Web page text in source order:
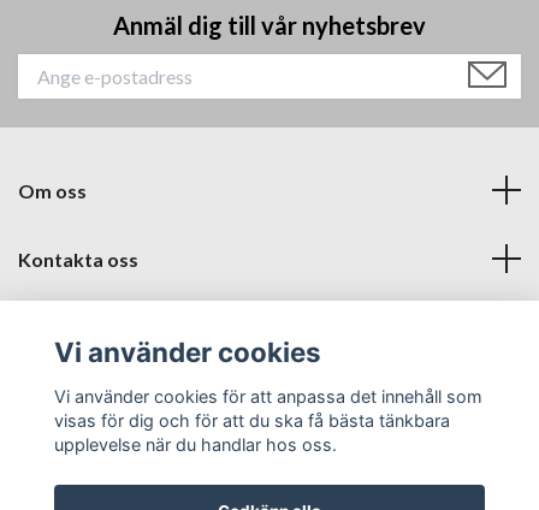
Anmäl dig till vår nyhetsbrev
Om oss
Kontakta oss
Sociala medier
Vi använder cookies
Vi använder cookies för att anpassa det innehåll som
visas för dig och för att du ska få bästa tänkbara
upplevelse när du handlar hos oss.